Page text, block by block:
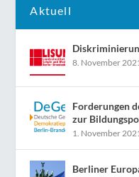
Aktuell
8. November
Forderungen
zur
1. November
Berliner